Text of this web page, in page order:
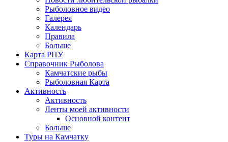
Рыболовное видео
Галерея
Календарь
Правила
Больше
Карта РПУ
Справочник Рыболова
Камчатские рыбы
Рыболовная Карта
Активность
Активность
Ленты моей активности
Основной контент
Больше
Туры на Камчатку